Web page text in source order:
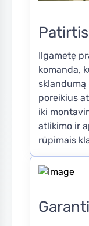
Patirtis
Ilgametę
komanda,
sklandumą
poreikius
iki
atlikimo ir
rūpimais